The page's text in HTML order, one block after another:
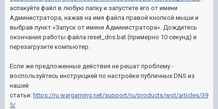
аспакуйте файл в любую папку и запустите его от имени
Администратора, нажав на имя файла правой кнопкой мыши и
выбрав пункт «Запуск от имени Администратора». Дождитесь
окончания работы файла reset_dns.bat (примерно 10 секунд) и
перезагрузите компьютер.
Если же предложенные действия не решат проблему -
воспользуйтесь инструкцией по настройке публичных DNS из
нашей
статьи: https://ru.wargaming.net/support/ru/products/wot/articles/39
5/